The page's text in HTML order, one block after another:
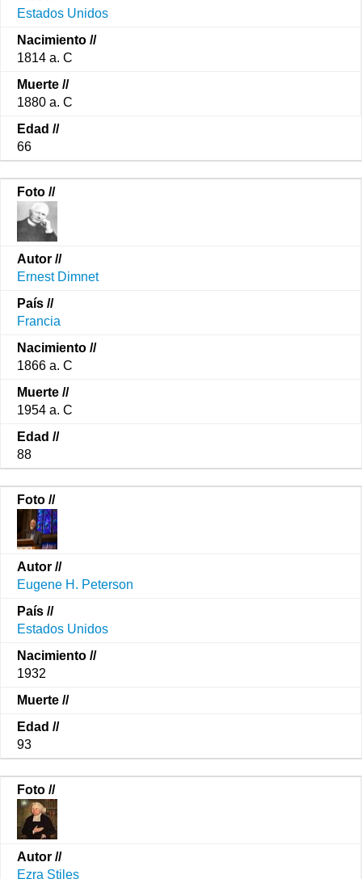
Estados Unidos
1814 a. C
1880 a. C
66
Ernest Dimnet
Francia
1866 a. C
1954 a. C
88
Eugene H. Peterson
Estados Unidos
1932
93
Ezra Stiles